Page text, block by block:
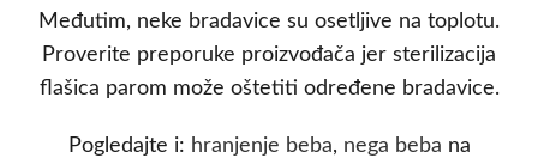
Međutim, neke bradavice su osetljive na toplotu.
Proverite preporuke proizvođača jer sterilizacija
flašica parom može oštetiti određene bradavice.
Pogledajte i: hranjenje beba, nega beba na